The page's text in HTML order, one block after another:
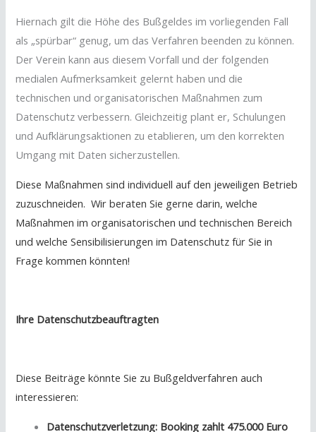
Hiernach gilt die Höhe des Bußgeldes im vorliegenden Fall
als „spürbar“ genug, um das Verfahren beenden zu können.
Der Verein kann aus diesem Vorfall und der folgenden
medialen Aufmerksamkeit gelernt haben und die
technischen und organisatorischen Maßnahmen zum
Datenschutz verbessern. Gleichzeitig plant er, Schulungen
und Aufklärungsaktionen zu etablieren, um den korrekten
Umgang mit Daten sicherzustellen.
Diese Maßnahmen sind individuell auf den jeweiligen Betrieb
zuzuschneiden.Wir beraten Sie gerne darin, welche
Maßnahmen im organisatorischen und technischen Bereich
und welche Sensibilisierungen im Datenschutz für Sie in
Frage kommen könnten!
Ihre Datenschutzbeauftragten
Diese Beiträge könnte Sie zu Bußgeldverfahren auch
interessieren:
Datenschutzverletzung: Booking zahlt 475.000 Euro